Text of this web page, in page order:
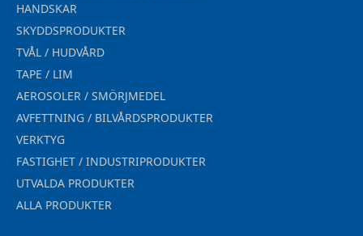
HANDSKAR
SKYDDSPRODUKTER
TVÅL / HUDVÅRD
TAPE / LIM
AEROSOLER / SMÖRJMEDEL
AVFETTNING / BILVÅRDSPRODUKTER
VERKTYG
FASTIGHET / INDUSTRIPRODUKTER
UTVALDA PRODUKTER
ALLA PRODUKTER